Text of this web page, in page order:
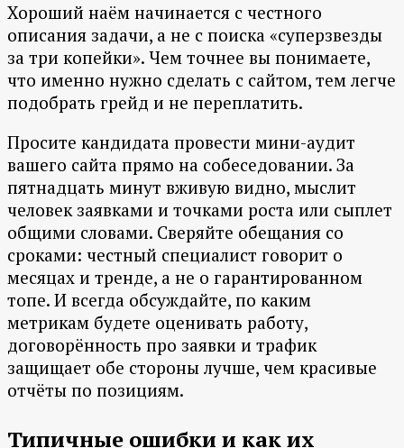
Хороший наём начинается с честного
описания задачи, а не с поиска «суперзвезды
за три копейки». Чем точнее вы понимаете,
что именно нужно сделать с сайтом, тем легче
подобрать грейд и не переплатить.
Просите кандидата провести мини-аудит
вашего сайта прямо на собеседовании. За
пятнадцать минут вживую видно, мыслит
человек заявками и точками роста или сыплет
общими словами. Сверяйте обещания со
сроками: честный специалист говорит о
месяцах и тренде, а не о гарантированном
топе. И всегда обсуждайте, по каким
метрикам будете оценивать работу,
договорённость про заявки и трафик
защищает обе стороны лучше, чем красивые
отчёты по позициям.
Типичные ошибки и как их